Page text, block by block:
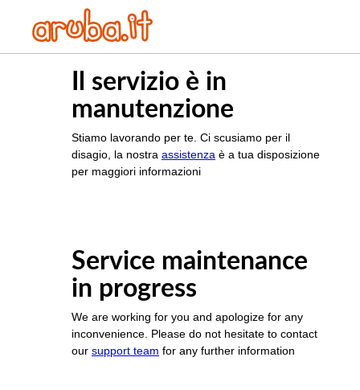
Il servizio è in
manutenzione
Stiamo lavorando per te. Ci scusiamo per il
disagio, la nostra assistenza è a tua disposizione
per maggiori informazioni
Service maintenance
in progress
We are working for you and apologize for any
inconvenience. Please do not hesitate to contact
our support team for any further information